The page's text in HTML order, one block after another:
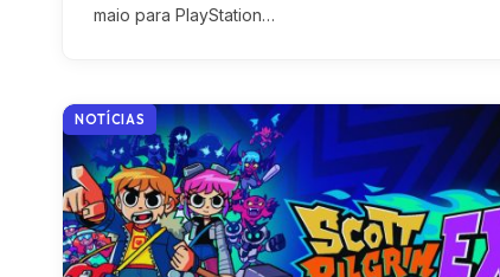
maio para PlayStation…
NOTÍCIAS